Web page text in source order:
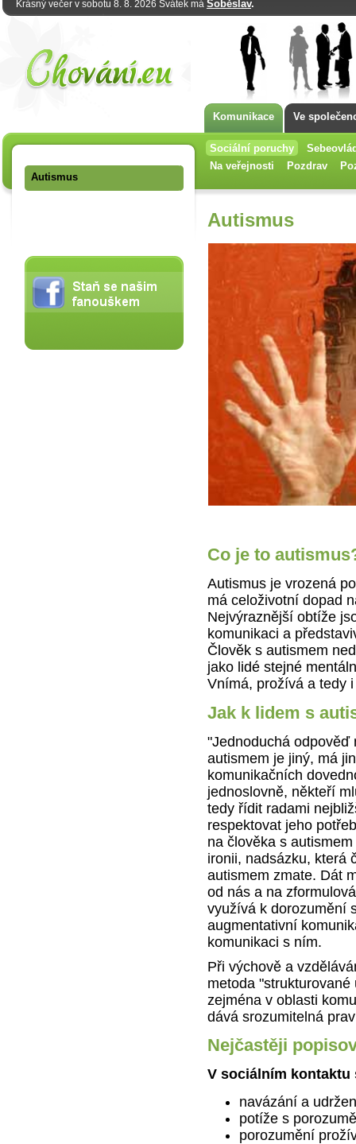
Krásný večer v sobotu 8. 8. 2026 Svátek má Soběslav.
Komunikace Ve
Sociální poruchy
Na veřejnosti
Pozdrav
Autismus
Autismus
Co je to
Autismus je vrozená
má celoživotní dopad
Nejvýraznější obtíže
komunikaci a
Člověk s autismem
jako lidé stejné
Vnímá, prožívá a tedy
Jak k lidem s
"Jednoduchá odpověď
autismem je jiný, má
komunikačních
jednoslovně, někteří
tedy řídit radami
respektovat jeho
na člověka s
ironii, nadsázku, která
autismem zmate. Dát
od nás a na
využívá k dorozumění
augmentativní
komunikaci s ním.
Při výchově a
metoda
zejména v oblasti
dává srozumitelná
Nejčastěji
V sociálním
navázání a
potíže s
porozumění